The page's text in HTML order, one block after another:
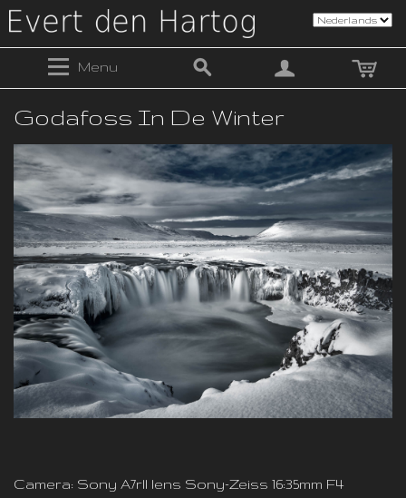
Menu
Godafoss In De Winter
Camera: Sony A7rll lens Sony-Zeiss 16:35mm F4